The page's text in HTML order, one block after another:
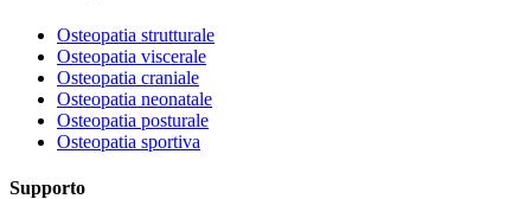
Osteopatia strutturale
Osteopatia viscerale
Osteopatia craniale
Osteopatia neonatale
Osteopatia posturale
Osteopatia sportiva
Supporto